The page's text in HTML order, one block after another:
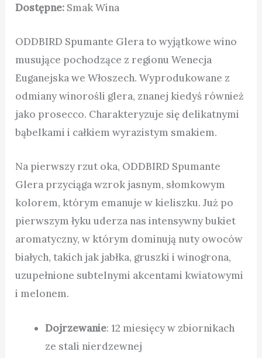
Dostępne: Smak Wina
ODDBIRD Spumante Glera to wyjątkowe wino
musujące pochodzące z regionu Wenecja
Euganejska we Włoszech. Wyprodukowane z
odmiany winorośli glera, znanej kiedyś również
jako prosecco. Charakteryzuje się delikatnymi
bąbelkami i całkiem wyrazistym smakiem.
Na pierwszy rzut oka, ODDBIRD Spumante
Glera przyciąga wzrok jasnym, słomkowym
kolorem, którym emanuje w kieliszku. Już po
pierwszym łyku uderza nas intensywny bukiet
aromatyczny, w którym dominują nuty owoców
białych, takich jak jabłka, gruszki i winogrona,
uzupełnione subtelnymi akcentami kwiatowymi
i melonem.
Dojrzewanie: 12 miesięcy w zbiornikach
ze stali nierdzewnej